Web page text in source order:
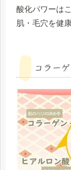
酸化パワーは
肌・毛穴を健
コラー